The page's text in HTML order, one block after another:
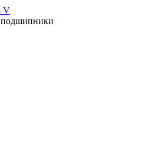
V
подшипники